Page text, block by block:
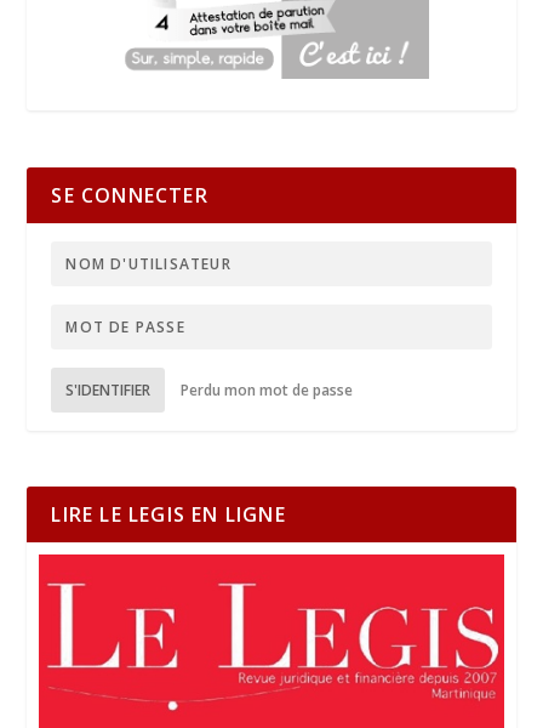
SE CONNECTER
S'IDENTIFIER Perdu mon mot de passe
LIRE LE LEGIS EN LIGNE